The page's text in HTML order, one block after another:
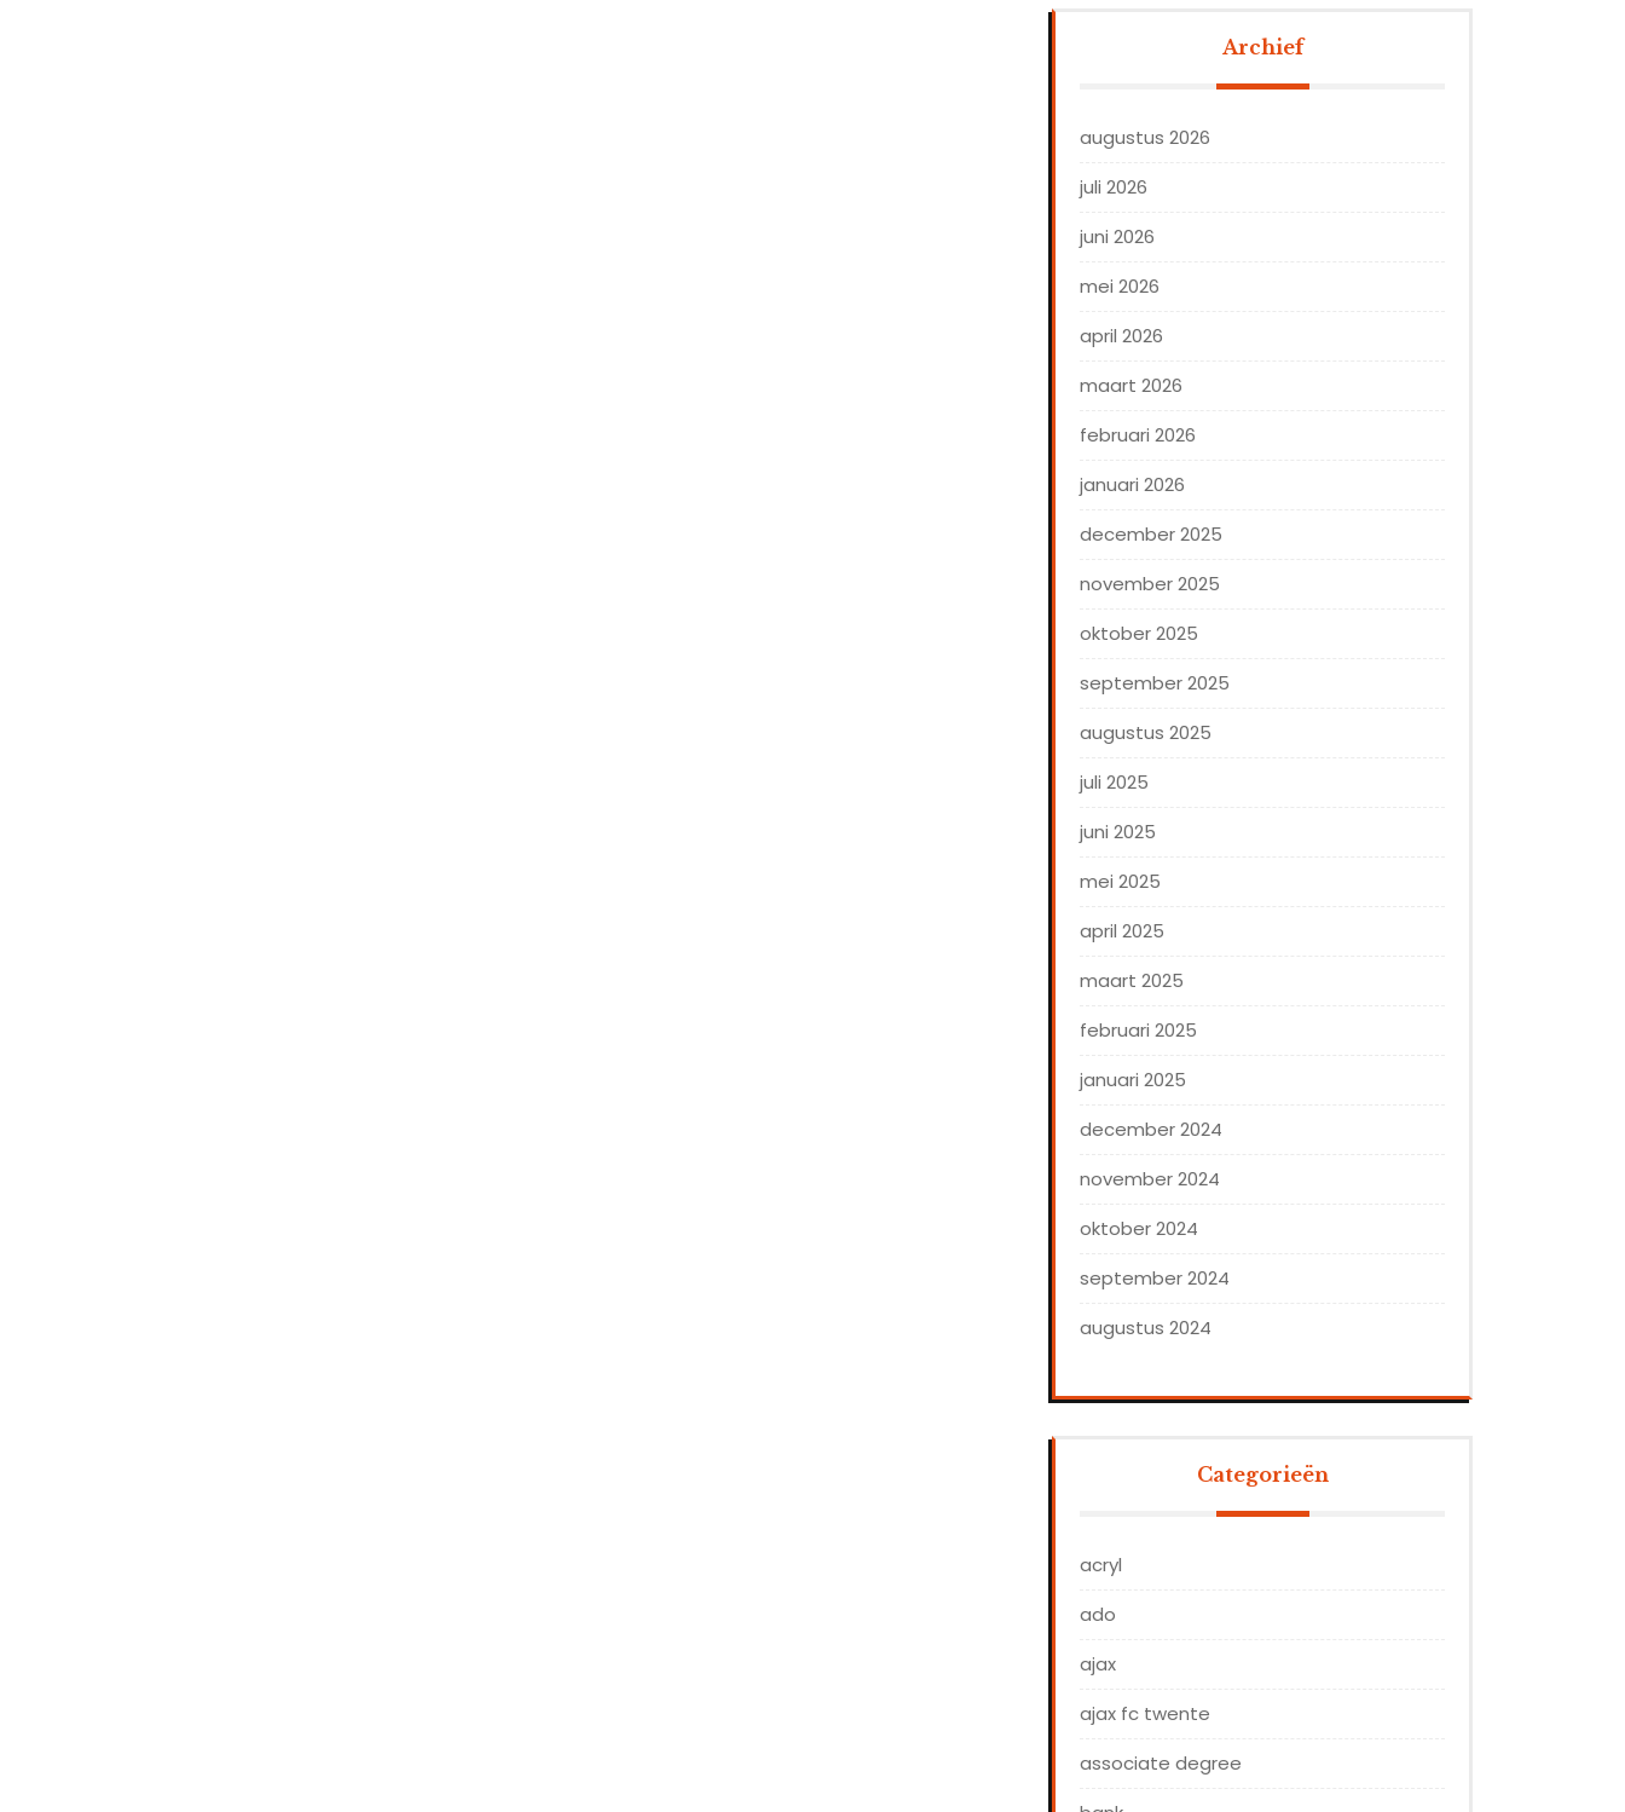
Archief
augustus 2026
juli 2026
juni 2026
mei 2026
april 2026
maart 2026
februari 2026
januari 2026
december 2025
november 2025
oktober 2025
september 2025
augustus 2025
juli 2025
juni 2025
mei 2025
april 2025
maart 2025
februari 2025
januari 2025
december 2024
november 2024
oktober 2024
september 2024
augustus 2024
Categorieën
acryl
ado
ajax
ajax fc twente
associate degree